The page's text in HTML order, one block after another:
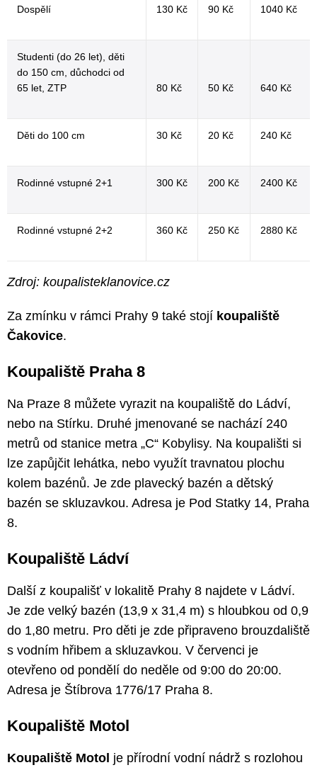
Dospělí 130 Kč 90 Kč 1040 Kč
Studenti (do 26 let), děti
do 150 cm, důchodci od
65 let, ZTP
80 Kč 50 Kč 640 Kč
Děti do 100 cm 30 Kč 20 Kč 240 Kč
Rodinné vstupné 2+1 300 Kč 200 Kč 2400 Kč
Rodinné vstupné 2+2 360 Kč 250 Kč 2880 Kč
Zdroj: koupalisteklanovice.cz
Za zmínku v rámci Prahy 9 také stojí koupaliště
Čakovice.
Koupaliště Praha 8
Na Praze 8 můžete vyrazit na koupaliště do Ládví,
nebo na Stírku. Druhé jmenované se nachází 240
metrů od stanice metra „C“ Kobylisy. Na koupališti si
lze zapůjčit lehátka, nebo využít travnatou plochu
kolem bazénů. Je zde plavecký bazén a dětský
bazén se skluzavkou. Adresa je Pod Statky 14, Praha
8.
Koupaliště Ládví
Další z koupališť v lokalitě Prahy 8 najdete v Ládví.
Je zde velký bazén (13,9 x 31,4 m) s hloubkou od 0,9
do 1,80 metru. Pro děti je zde připraveno brouzdaliště
s vodním hřibem a skluzavkou. V červenci je
otevřeno od pondělí do neděle od 9:00 do 20:00.
Adresa je Štíbrova 1776/17 Praha 8.
Koupaliště Motol
Koupaliště Motol je přírodní vodní nádrž s rozlohou